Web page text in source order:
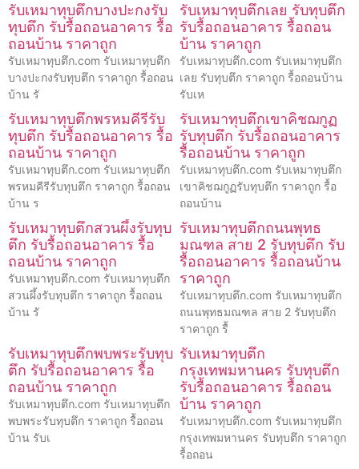
รับเหมาทุบตึกบางปะกงรับ
ทุบตึก รับรื้อถอนอาคาร รื้อ
ถอนบ้าน ราคาถูก
รับเหมาทุบตึก.com รับเหมาทุบตึก
บางปะกงรับทุบตึก ราคาถูก รื้อถอน
บ้าน รั
รับเหมาทุบตึกเลย รับทุบตึก
รับรื้อถอนอาคาร รื้อถอน
บ้าน ราคาถูก
รับเหมาทุบตึก.com รับเหมาทุบตึก
เลย รับทุบตึก ราคาถูก รื้อถอนบ้าน
รับเห
รับเหมาทุบตึกพรหมคีรีรับ
ทุบตึก รับรื้อถอนอาคาร รื้อ
ถอนบ้าน ราคาถูก
รับเหมาทุบตึก.com รับเหมาทุบตึก
พรหมคีรีรับทุบตึก ราคาถูก รื้อถอน
บ้าน ร
รับเหมาทุบตึกเขาคิชฌกูฏ
รับทุบตึก รับรื้อถอนอาคาร
รื้อถอนบ้าน ราคาถูก
รับเหมาทุบตึก.com รับเหมาทุบตึก
เขาคิชฌกูฏรับทุบตึก ราคาถูก รื้อ
ถอนบ้าน
รับเหมาทุบตึกสวนผึ้งรับทุบ
ตึก รับรื้อถอนอาคาร รื้อ
ถอนบ้าน ราคาถูก
รับเหมาทุบตึก.com รับเหมาทุบตึก
สวนผึ้งรับทุบตึก ราคาถูก รื้อถอน
บ้าน รั
รับเหมาทุบตึกถนนพุทธ
มณฑล สาย 2 รับทุบตึก รับ
รื้อถอนอาคาร รื้อถอนบ้าน
ราคาถูก
รับเหมาทุบตึก.com รับเหมาทุบตึก
ถนนพุทธมณฑล สาย 2 รับทุบตึก
ราคาถูก รื้
รับเหมาทุบตึกพบพระรับทุบ
ตึก รับรื้อถอนอาคาร รื้อ
ถอนบ้าน ราคาถูก
รับเหมาทุบตึก.com รับเหมาทุบตึก
พบพระรับทุบตึก ราคาถูก รื้อถอน
บ้าน รับเ
รับเหมาทุบตึก
กรุงเทพมหานคร รับทุบตึก
รับรื้อถอนอาคาร รื้อถอน
บ้าน ราคาถูก
รับเหมาทุบตึก.com รับเหมาทุบตึก
กรุงเทพมหานคร รับทุบตึก ราคาถูก
รื้อถอน